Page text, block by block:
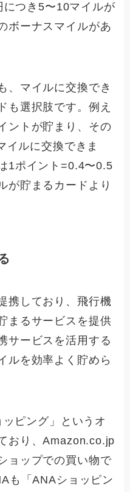
つき5〜10マイルが
ボーナスマイルがあ
、マイルに交換でき
も選択肢です。例え
ントが貯まり、その
イルに交換できま
1ポイント=0.4〜0.5
が貯まるカードより
携しており、飛行機
まるサービスを提供
サービスを活用する
ルを効率よく貯めら
ピング」というオ
おり、Amazon.co.jp
ョップでの買い物で
も「ANAショッピン